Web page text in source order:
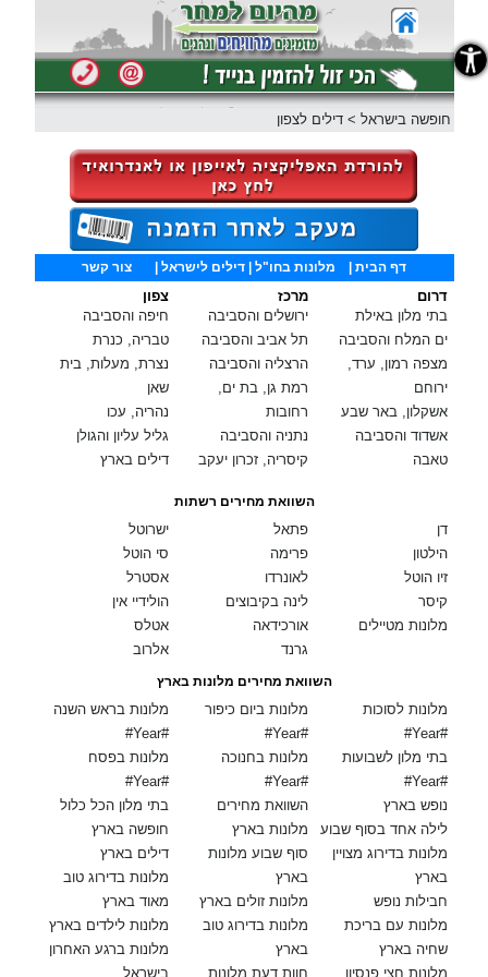
חופשה בישראל > דילים לצפון
דף הבית מלונות בחו"ל | דילים לישראל | צור קשר
צפון
חיפה והסביבה
טבריה, כנרת
נצרת, מעלות, בית
שאן
נהריה, עכו
גליל עליון והגולן
דילים בארץ
מרכז
ירושלים והסביבה
תל אביב והסביבה
הרצליה והסביבה
רמת גן, בת ים,
רחובות
נתניה והסביבה
קיסריה, זכרון יעקב
דרום
בתי מלון באילת
ים המלח והסביבה
מצפה רמון, ערד,
ירוחם
אשקלון, באר שבע
אשדוד והסביבה
טאבה
השוואת מחירים רשתות
ישרוטל
סי הוטל
אסטרל
הולידיי אין
אטלס
אלרוב
פתאל
פרימה
לאונרדו
לינה בקיבוצים
אורכידאה
גרנד
דן
הילטון
זיו הוטל
קיסר
מלונות מטיילים
השוואת מחירים מלונות בארץ
מלונות בראש השנה
#Year#
מלונות בפסח
#Year#
בתי מלון הכל כלול
חופשה בארץ
דילים בארץ
מלונות בדירוג טוב
מאוד בארץ
מלונות לילדים בארץ
מלונות ברגע האחרון
בישראל
מלונות ביום כיפור
#Year#
מלונות בחנוכה
#Year#
השוואת מחירים
מלונות בארץ
סוף שבוע מלונות
בארץ
מלונות זולים בארץ
מלונות בדירוג טוב
בארץ
חוות דעת מלונות
מלונות לסוכות
#Year#
בתי מלון לשבועות
#Year#
נופש בארץ
לילה אחד בסוף שבוע
מלונות בדירוג מצויין
בארץ
חבילות נופש
מלונות עם בריכת
שחיה בארץ
מלונות חצי פנסיון
נגישות